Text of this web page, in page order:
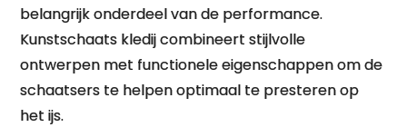
belangrijk onderdeel van de performance.
Kunstschaats kledij combineert stijlvolle
ontwerpen met functionele eigenschappen om de
schaatsers te helpen optimaal te presteren op
het ijs.